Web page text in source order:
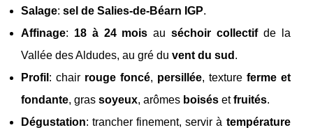
Salage: sel de Salies-de-Béarn IGP.
Affinage: 18 à 24 mois auséchoir collectifde la
Vallée des Aldudes, au gré du vent du sud .
Profil : chair rouge foncé, persillée, texture ferme et
fondante, gras soyeux, arômes boisés etfruités.
Dégustation: trancher finement, servir à température